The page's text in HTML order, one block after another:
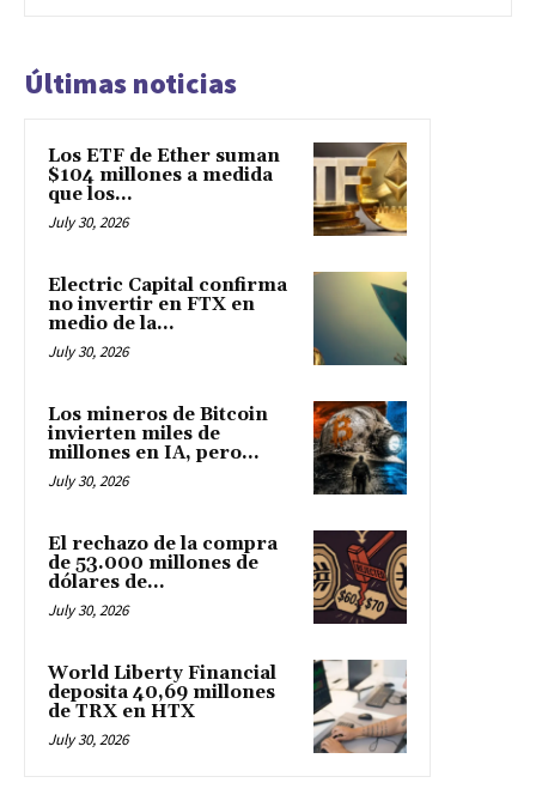
Últimas noticias
Los ETF de Ether suman
$104 millones a medida
que los...
July 30, 2026
Electric Capital confirma
no invertir en FTX en
medio de la...
July 30, 2026
Los mineros de Bitcoin
invierten miles de
millones en IA, pero...
July 30, 2026
El rechazo de la compra
de 53.000 millones de
dólares de...
July 30, 2026
World Liberty Financial
deposita 40,69 millones
de TRX en HTX
July 30, 2026